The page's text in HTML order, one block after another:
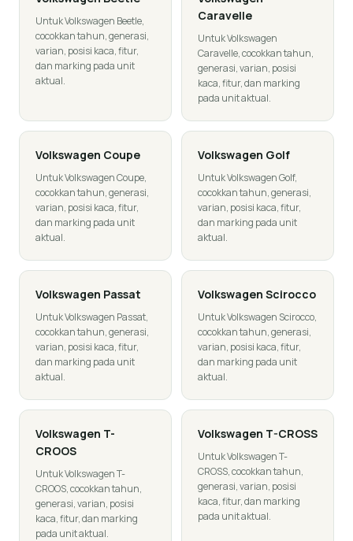
Untuk Volkswagen Beetle,
cocokkan tahun, generasi,
varian, posisi kaca, fitur,
dan marking pada unit
aktual.
Caravelle
Untuk Volkswagen
Caravelle, cocokkan tahun,
generasi, varian, posisi
kaca, fitur, dan marking
pada unit aktual.
Volkswagen Coupe
Untuk Volkswagen Coupe,
cocokkan tahun, generasi,
varian, posisi kaca, fitur,
dan marking pada unit
aktual.
Volkswagen Golf
Untuk Volkswagen Golf,
cocokkan tahun, generasi,
varian, posisi kaca, fitur,
dan marking pada unit
aktual.
Volkswagen Passat
Untuk Volkswagen Passat,
cocokkan tahun, generasi,
varian, posisi kaca, fitur,
dan marking pada unit
aktual.
Volkswagen Scirocco
Untuk Volkswagen Scirocco,
cocokkan tahun, generasi,
varian, posisi kaca, fitur,
dan marking pada unit
aktual.
Volkswagen T-
CROOS
Untuk Volkswagen T-
CROOS, cocokkan tahun,
generasi, varian, posisi
kaca, fitur, dan marking
pada unit aktual.
Volkswagen T-CROSS
Untuk Volkswagen T-
CROSS, cocokkan tahun,
generasi, varian, posisi
kaca, fitur, dan marking
pada unit aktual.